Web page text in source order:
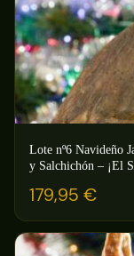
Lote nº6 Navideño
y Salchichón – ¡El
179,95 €